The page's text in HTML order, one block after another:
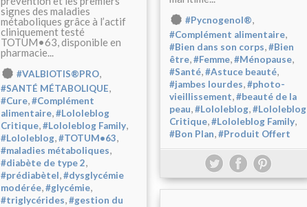
signes des maladies
métaboliques grâce à l’actif
cliniquement testé
TOTUM•63, disponible en
pharmacie...
#VALBIOTIS®PRO,
#SANTÉ MÉTABOLIQUE,
#Cure,#Complément
alimentaire,#Lololeblog
Critique,#Lololeblog Family,
#Lololeblog,#TOTUM•63,
#maladies métaboliques,
#diabète de type 2,
#prédiabètel,#dysglycémie
modérée,#glycémie,
#triglycérides,#gestion du
#Pycnogenol®,
#Complément alimentaire,
#Bien dans son corps,#Bien
être,#Femme,#Ménopause,
#Santé,#Astuce beauté,
#jambes lourdes,#photo-
vieillissement,#beauté de la
peau,#Lololeblog,#Lololeblog
Critique,#Lololeblog Family,
#Bon Plan,#Produit Offert